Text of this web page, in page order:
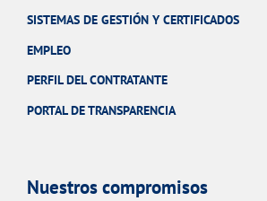
SISTEMAS DE GESTIÓN Y CERTIFICADOS
EMPLEO
PERFIL DEL CONTRATANTE
PORTAL DE TRANSPARENCIA
Nuestros compromisos